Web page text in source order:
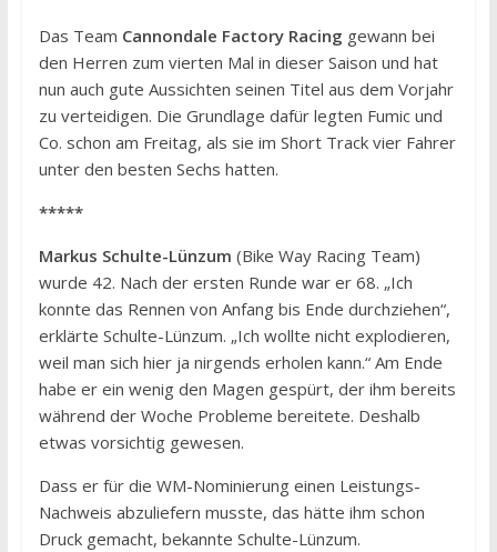
Das Team Cannondale Factory Racing gewann bei
den Herren zum vierten Mal in dieser Saison und hat
nun auch gute Aussichten seinen Titel aus dem Vorjahr
zu verteidigen. Die Grundlage dafür legten Fumic und
Co. schon am Freitag, als sie im Short Track vier Fahrer
unter den besten Sechs hatten.
*****
Markus Schulte-Lünzum (Bike Way Racing Team)
wurde 42. Nach der ersten Runde war er 68. „Ich
konnte das Rennen von Anfang bis Ende durchziehen“,
erklärte Schulte-Lünzum. „Ich wollte nicht explodieren,
weil man sich hier ja nirgends erholen kann.“ Am Ende
habe er ein wenig den Magen gespürt, der ihm bereits
während der Woche Probleme bereitete. Deshalb
etwas vorsichtig gewesen.
Dass er für die WM-Nominierung einen Leistungs-
Nachweis abzuliefern musste, das hätte ihm schon
Druck gemacht, bekannte Schulte-Lünzum.